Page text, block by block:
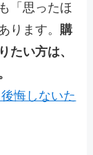
「思ったほ
ります。 購
たい方は、
悔しないた